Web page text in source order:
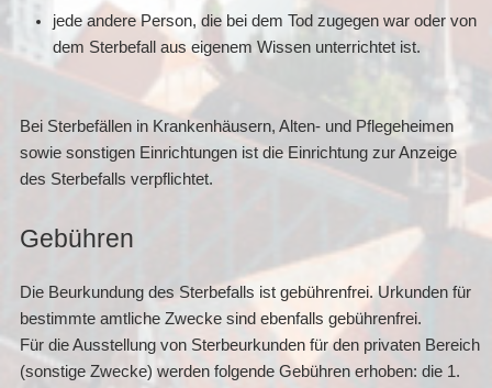
jede andere Person, die bei dem Tod zugegen war oder von
dem Sterbefall aus eigenem Wissen unterrichtet ist.
Bei Sterbefällen in Krankenhäusern, Alten- und Pflegeheimen
sowie sonstigen Einrichtungen ist die Einrichtung zur Anzeige
des Sterbefalls verpflichtet.
Gebühren
Die Beurkundung des Sterbefalls ist gebührenfrei. Urkunden für
bestimmte amtliche Zwecke sind ebenfalls gebührenfrei.
Für die Ausstellung von Sterbeurkunden für den privaten Bereich
(sonstige Zwecke) werden folgende Gebühren erhoben: die 1.